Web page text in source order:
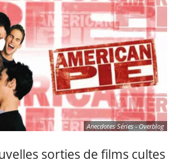
Anecdotes Séries - Overblog
sorties de films cultes